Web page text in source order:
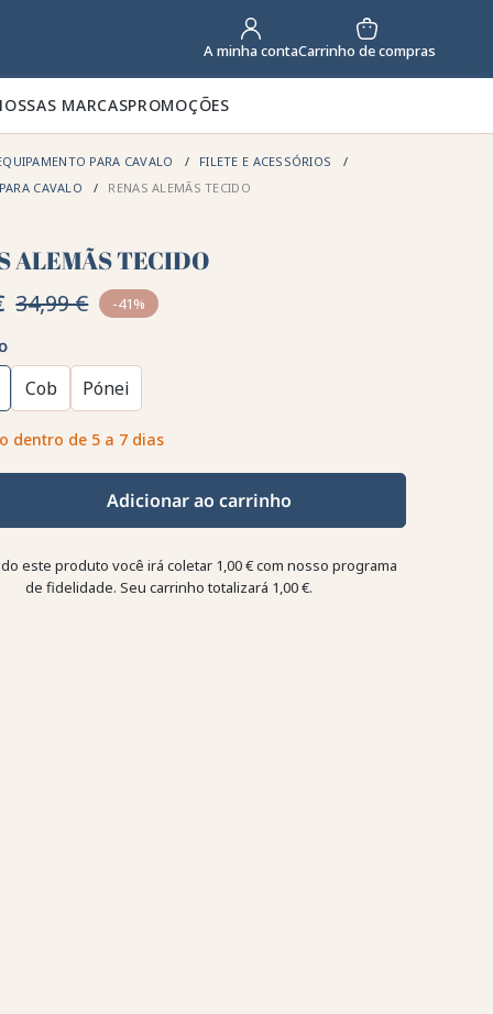
A minha contaCarrinho de compras
MARCASPROMOÇÕES
PARA CAVALO
FILETE E ACESSÓRIOS
CAVALO
RENAS ALEMÃS TECIDO
ALEMÃS TECIDO
34,99 € -41%
Cob Pónei
dentro de 5 a 7 dias
Adicionar ao carrinho
este produto você irá coletar 1,00 €com nosso programa
de fidelidade. Seu carrinho totalizará 1,00 €.